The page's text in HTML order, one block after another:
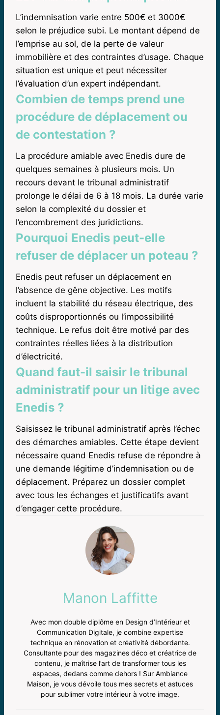
L’indemnisation varie entre 500€ et 3000€
selon le préjudice subi. Le montant dépend de
l’emprise au sol, de la perte de valeur
immobilière et des contraintes d’usage. Chaque
situation est unique et peut nécessiter
l’évaluation d’un expert indépendant.
Combien de temps prend une
procédure de déplacement ou
de contestation ?
La procédure amiable avec Enedis dure de
quelques semaines à plusieurs mois. Un
recours devant le tribunal administratif
prolonge le délai de 6 à 18 mois. La durée varie
selon la complexité du dossier et
l’encombrement des juridictions.
Pourquoi Enedis peut-elle
refuser de déplacer un poteau ?
Enedis peut refuser un déplacement en
l’absence de gêne objective. Les motifs
incluent la stabilité du réseau électrique, des
coûts disproportionnés ou l’impossibilité
technique. Le refus doit être motivé par des
contraintes réelles liées à la distribution
d’électricité.
Quand faut-il saisir le tribunal
administratif pour un litige avec
Enedis ?
Saisissez le tribunal administratif après l’échec
des démarches amiables. Cette étape devient
nécessaire quand Enedis refuse de répondre à
une demande légitime d’indemnisation ou de
déplacement. Préparez un dossier complet
avec tous les échanges et justificatifs avant
d’engager cette procédure.
Manon Laffitte
Avec mon double diplôme en Design d’Intérieur et
Communication Digitale, je combine expertise
technique en rénovation et créativité débordante.
Consultante pour des magazines déco et créatrice de
contenu, je maîtrise l’art de transformer tous les
espaces, dedans comme dehors ! Sur Ambiance
Maison, je vous dévoile tous mes secrets et astuces
pour sublimer votre intérieur à votre image.